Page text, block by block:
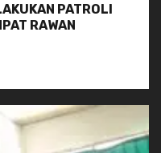
PATROLI
RAWAN